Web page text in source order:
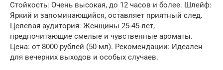
Стойкость: Очень высокая, до 12 часов и более. Шлейф:
Яркий и запоминающийся, оставляет приятный след.
Целевая аудитория: Женщины 25-45 лет,
предпочитающие смелые и чувственные ароматы.
Цена: от 8000 рублей (50 мл). Рекомендации: Идеален
для вечерних выходов и особых случаев.